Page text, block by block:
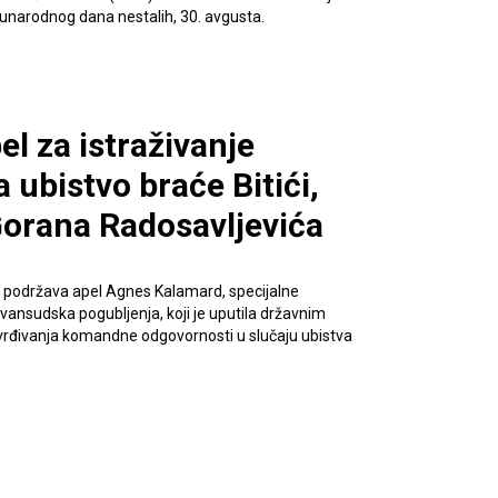
dana nestalih, 30. avgusta.
za istraživanje
ubistvo braće Bitići,
Radosavljevića
apel Agnes Kalamard, specijalne
pogubljenja, koji je uputila državnim
komandne odgovornosti u slučaju ubistva